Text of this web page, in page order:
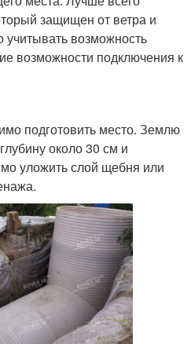
защищен от ветра и
возможность
возможности подключения к
подготовить место. Землю
около 30 см и
уложить слой щебня или